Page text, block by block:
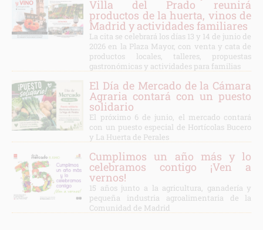
Villa del Prado reunirá
productos de la huerta, vinos de
Madrid y actividades familiares
La cita se celebrará los días 13 y 14 de junio de
2026 en la Plaza Mayor, con venta y cata de
productos locales, talleres, propuestas
gastronómicas y actividades para familias
El Día de Mercado de la Cámara
Agraria contará con un puesto
solidario
El próximo 6 de junio, el mercado contará
con un puesto especial de Hortícolas Bucero
y La Huerta de Perales
Cumplimos un año más y lo
celebramos contigo ¡Ven a
vernos!
15 años junto a la agricultura, ganadería y
pequeña industria agroalimentaria de la
Comunidad de Madrid